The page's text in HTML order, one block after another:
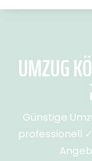
UMZUG
Günstige
professionell